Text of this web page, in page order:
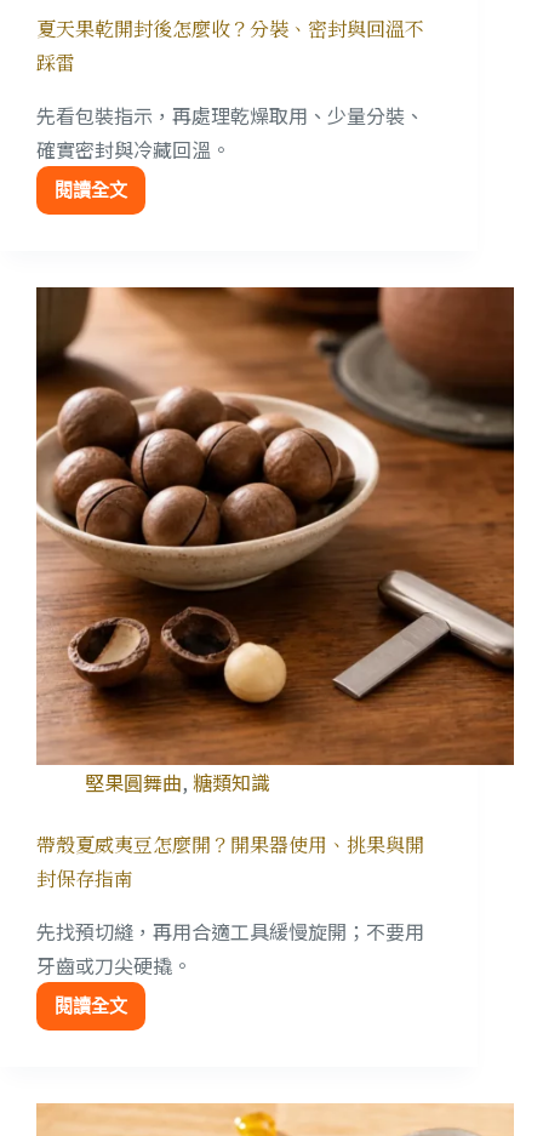
夏天果乾開封後怎麼收？分裝、密封與回溫不
踩雷
先看包裝指示，再處理乾燥取用、少量分裝、
確實密封與冷藏回溫。
閱讀全文
堅果圓舞曲, 糖類知識
帶殼夏威夷豆怎麼開？開果器使用、挑果與開
封保存指南
先找預切縫，再用合適工具緩慢旋開；不要用
牙齒或刀尖硬撬。
閱讀全文